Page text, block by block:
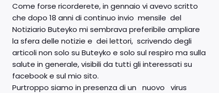
Come forse ricorderete, in gennaio vi avevo scritto
che dopo 18 anni di continuo invio mensile del
Notiziario Buteyko mi sembrava preferibile ampliare
la sfera delle notizie e dei lettori, scrivendo degli
articoli non solo su Buteyko e solo sul respiro ma sulla
salute in generale, visibili da tutti gli interessati su
facebook e sul mio sito.
Purtroppo siamo in presenza di un nuovo virus